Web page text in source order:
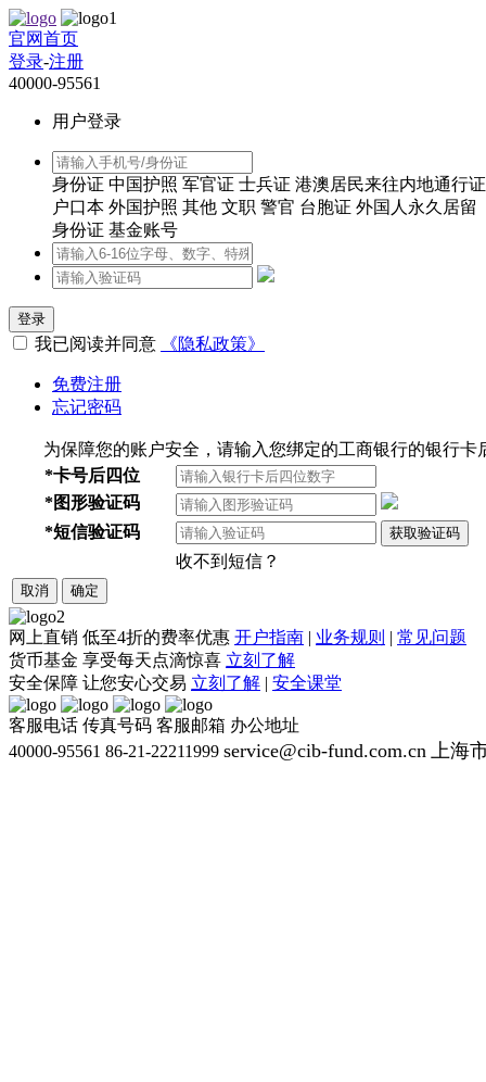
官网首页
登录-注册
40000-95561
用户登录
身份证 中国护照 军官证 士兵证 港澳居民来往内地通行证
户口本 外国护照 其他 文职 警官 台胞证 外国人永久居留
身份证 基金账号
登录
我已阅读并同意 《隐私政策》
免费注册
忘记密码
为保障您的账户安全，请输入您绑定的工商银行的银行卡
*卡号后四位
*图形验证码
*短信验证码 获取验证码
收不到短信？
取消 确定
网上直销 低至4折的费率优惠 开户指南 | 业务规则 | 常见问题
货币基金 享受每天点滴惊喜 立刻了解
安全保障 让您安心交易 立刻了解 | 安全课堂
客服电话 传真号码 客服邮箱 办公地址
40000-95561 86-21-22211999 service@cib-fund.com.cn 上海